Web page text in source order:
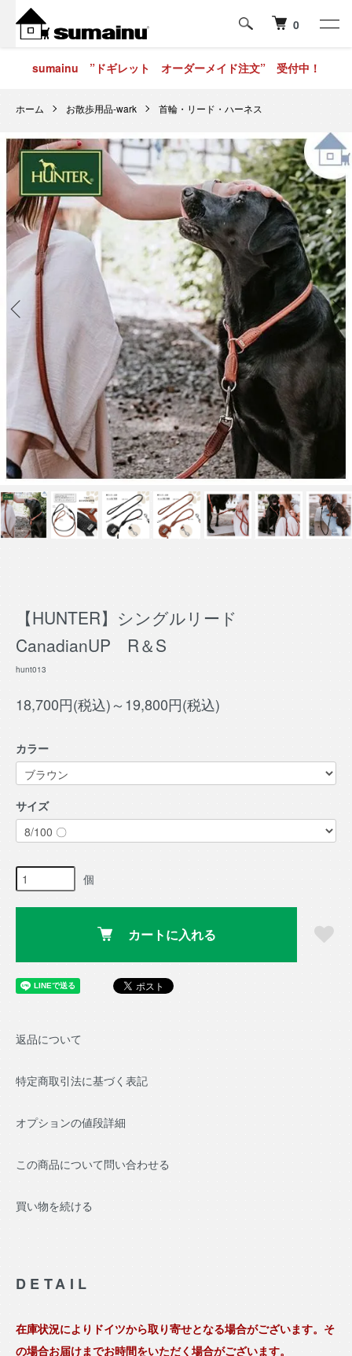
0
sumainu ”ドギレット オーダーメイド注文” 受付中！
ホーム お散歩用品-wark 首輪・リード・ハーネス
【HUNTER】シングルリード
CanadianUP R＆S
hunt013
18,700円(税込)～19,800円(税込)
カラー
サイズ
個
カートに入れる
返品について
特定商取引法に基づく表記
オプションの値段詳細
この商品について問い合わせる
買い物を続ける
DETAIL
在庫状況によりドイツから取り寄せとなる場合がございます。そ
の場合お届けまでお時間をいただく場合がございます。